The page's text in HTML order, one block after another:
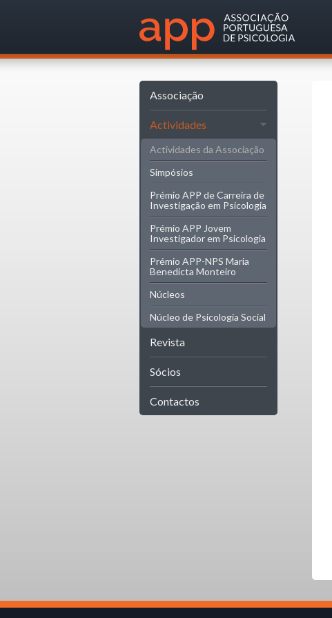
Associação
Actividades
Actividades da Associação
Simpósios
Prémio APP de Carreira de
Investigação em Psicologia
Prémio APP Jovem
Investigador em Psicologia
Prémio APP-NPS Maria
Benedicta Monteiro
Núcleos
Núcleo de Psicologia Social
Revista
Sócios
Contactos